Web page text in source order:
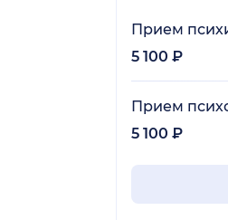
Прием
5 100 ₽
Прием
5 100 ₽